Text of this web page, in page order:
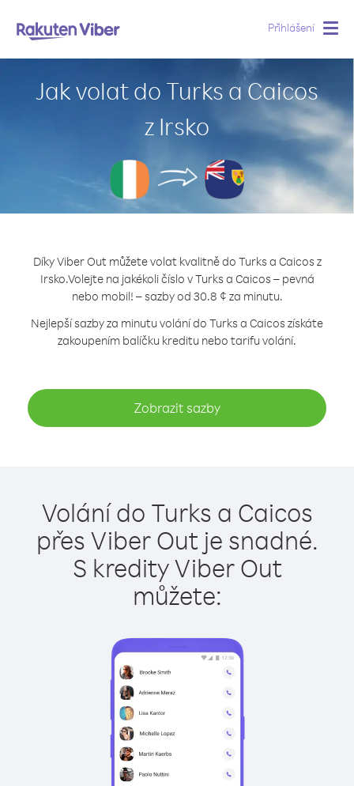
Přihlášení
Jak volat do Turks a Caicos
z Irsko
Díky Viber Out můžete volat kvalitně do Turks a Caicos z
Irsko.Volejte na jakékoli číslo v Turks a Caicos – pevná
nebo mobil! – sazby od 30.8 ¢ za minutu.
Nejlepší sazby za minutu volání do Turks a Caicos získáte
zakoupením balíčku kreditu nebo tarifu volání.
Zobrazit sazby
Volání do Turks a Caicos
přes Viber Out je snadné.
S kredity Viber Out
můžete: